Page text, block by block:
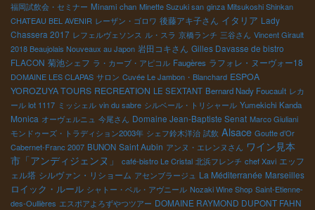
福岡試飲会・セミナー Minami chan Minette Suzuki san ginza Mitsukoshi Shinkan
CHATEAU BEL AVENIR レーザン・ゴロワ 後藤アキ子さん イタリア Lady
Chassera 2017 レフェルヴェソンス ル・スラ 京橋ランチ 三谷さん Vincent Girault
2018 Beaujolais Nouveaux au Japon 岩田コキさん Gilles Davasse de bistro
FLACON 菊池シェフ ラ・カーブ・アピコル Faugères ラフォレ・ヌーヴォー18
DOMAINE LES CLAPAS サロン Cuvée Le Jambon・Blanchard ESPOA
YOROZUYA TOURS RECREATION LE SEXTANT Bernard Nady Foucault レカ
ール lot 1117 ミッシェル vin du sabre シルベール・トリシャール Yumekichi Kanda
Monica オーヴェルニュ 今尾さん Domaine Jean-Baptiste Senat Marco Giuliani
モンドゥーズ・トラディション2003年 シェフ鈴木洋治 試飲 Alsace Goutte d’Or
Cabernet-Franc 2007 BUNON Saint Aubin アンヌ・エレンヌさん ワイン見本
市「アンディジェンヌ」
café-bistro Le Cristal 北浜フレンチ chef Xavi エッフ
ェル塔 シルヴァン・リショーム アセンブラージュ La Méditerranée Marseilles
ロイック・ルール シャトー・ベル・アヴニール Nozaki Wine Shop Saint-Etienne-
des-Oullières エスポアよろずやつツアー DOMAINE RAYMOND DUPONT FAHN